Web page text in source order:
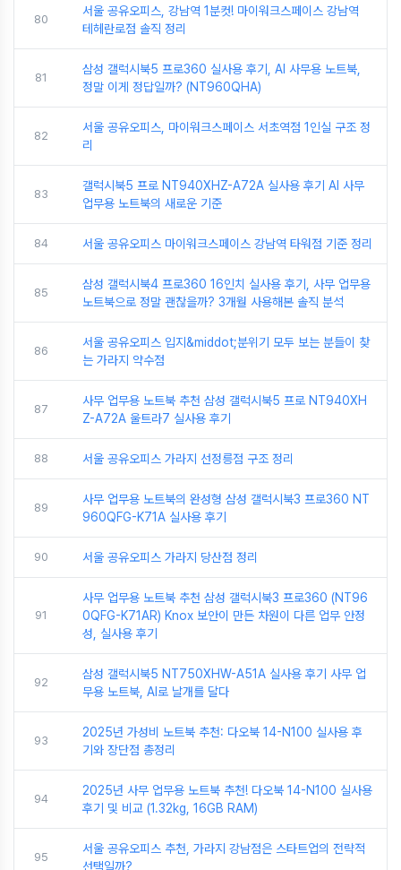
80
서울 공유오피스, 강남역 1분컷! 마이워크스페이스 강남역
테헤란로점 솔직 정리
81
삼성 갤럭시북5 프로360 실사용 후기, AI 사무용 노트북,
정말 이게 정답일까? (NT960QHA)
82
서울 공유오피스, 마이워크스페이스 서초역점 1인실 구조 정
리
83
갤럭시북5 프로 NT940XHZ-A72A 실사용 후기 AI 사무
업무용 노트북의 새로운 기준
84 서울 공유오피스 마이워크스페이스 강남역 타워점 기준 정리
85
삼성 갤럭시북4 프로360 16인치 실사용 후기, 사무 업무용
노트북으로 정말 괜찮을까? 3개월 사용해본 솔직 분석
86
서울 공유오피스 입지&middot;분위기 모두 보는 분들이 찾
는 가라지 약수점
87
사무 업무용 노트북 추천 삼성 갤럭시북5 프로 NT940XH
Z-A72A 울트라7 실사용 후기
88 서울 공유오피스 가라지 선정릉점 구조 정리
89
사무 업무용 노트북의 완성형 삼성 갤럭시북3 프로360 NT
960QFG-K71A 실사용 후기
90 서울 공유오피스 가라지 당산점 정리
91
사무 업무용 노트북 추천 삼성 갤럭시북3 프로360 (NT96
0QFG-K71AR) Knox 보안이 만든 차원이 다른 업무 안정
성, 실사용 후기
92
삼성 갤럭시북5 NT750XHW-A51A 실사용 후기 사무 업
무용 노트북, AI로 날개를 달다
93
2025년 가성비 노트북 추천: 다오북 14-N100 실사용 후
기와 장단점 총정리
94
2025년 사무 업무용 노트북 추천! 다오북 14-N100 실사용
후기 및 비교 (1.32kg, 16GB RAM)
95
서울 공유오피스 추천, 가라지 강남점은 스타트업의 전략적
선택일까?